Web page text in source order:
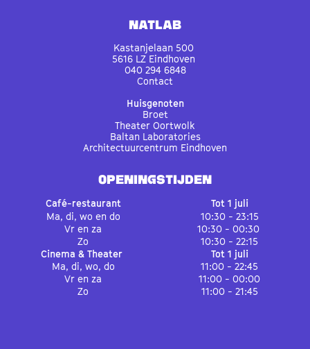
Natlab
Kastanjelaan 500
5616 LZ Eindhoven
040 294 6848
Contact
Huisgenoten
Broet
Theater Oortwolk
Baltan Laboratories
Architectuurcentrum Eindhoven
OPENINGSTIJDEN
Café-restaurant
Tot 1 juli
Ma, di, wo en do
10:30 - 23:15
Vr en za
10:30 - 00:30
Zo
10:30 - 22:15
Cinema & Theater
Tot 1 juli
Ma, di, wo, do
11:00 - 22:45
Vr en za
11:00 - 00:00
Zo
11:00 - 21:45